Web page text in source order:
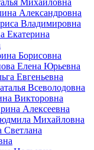
Михайловна
Александровна
Владимировна
Екатерина
Борисовна
Елена Юрьевна
Евгеньевна
Всеволодовна
Викторовна
Алексеевна
Михайловна
Светлана